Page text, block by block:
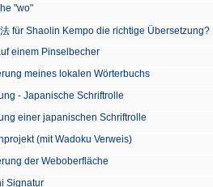
"wo"
法 für Shaolin Kempo die richtige Übersetzung?
einem Pinselbecher
meines lokalen Wörterbuchs
- Japanische Schriftrolle
einer japanischen Schriftrolle
(mit Wadoku Verweis)
der Weboberfläche
Signatur